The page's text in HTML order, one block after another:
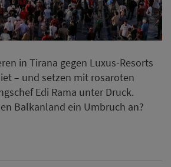
in Tirana gegen Luxus-Resorts
– und setzen mit rosaroten
Edi Rama unter Druck.
Balkanland ein Umbruch an?